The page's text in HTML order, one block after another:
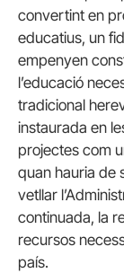
convertint en
educatius, un
empenyen
l’educació
tradicional
instaurada en
projectes com
quan hauria de
vetllar
continuada, la
recursos
país.